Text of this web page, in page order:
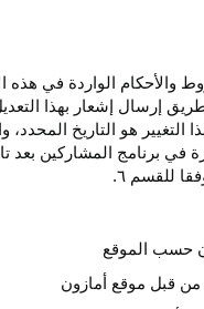
الواردة في هذه
إرسال إشعار بهذا
هو التاريخ
المحدد،
في برنامج المشاركين بعد
للقسم ٦.
حسب الموقع
من قبل موقع أمازون